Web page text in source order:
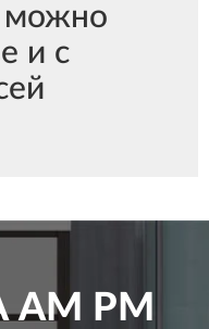
можно
и с
AM PM